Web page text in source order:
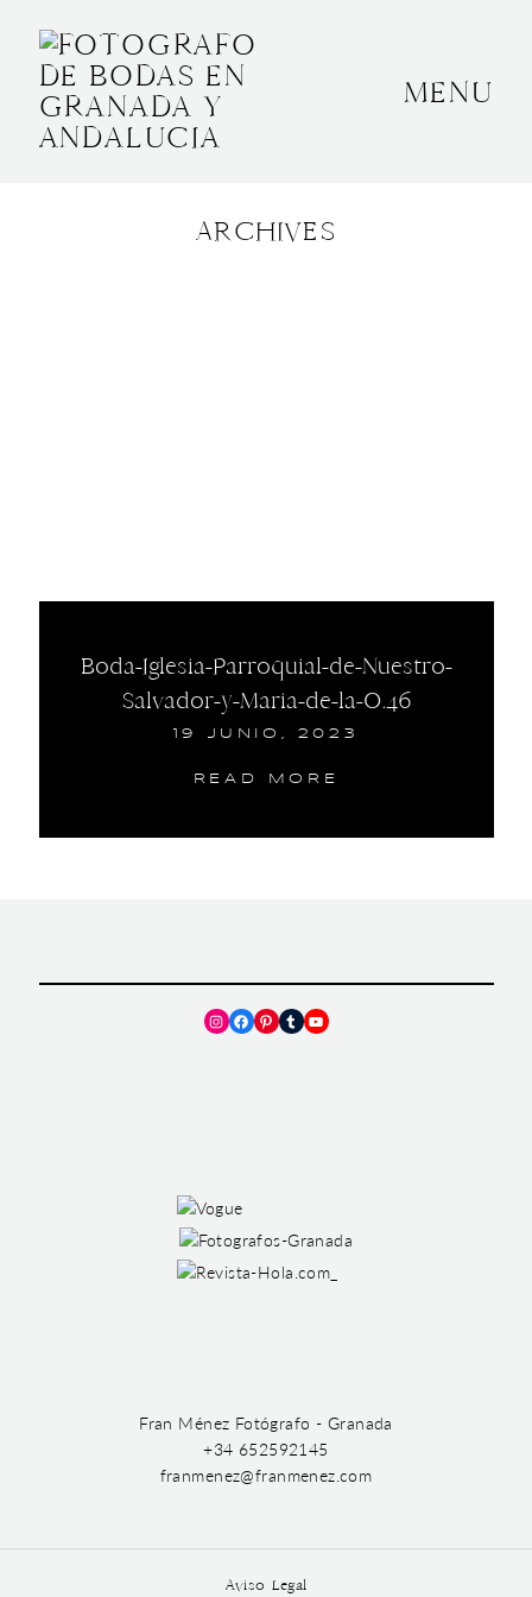
MENU
ARCHIVES
Boda-Iglesia-Parroquial-de-Nuestro-
Salvador-y-Maria-de-la-O.46
19 JUNIO, 2023
READ MORE
BODAS
Instagram
Facebook
Pinterest
TumblrYouTube
Fran Ménez Fotógrafo - Granada
+34 652592145
franmenez@franmenez.com
Aviso Legal